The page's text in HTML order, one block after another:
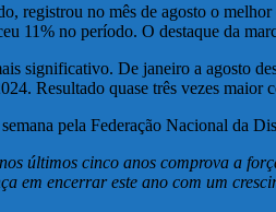
registrou no mês de agosto o
11% no período. O destaque da
significativo. De janeiro a agosto
Resultado quase três vezes
pela Federação Nacional da
últimos cinco anos comprova a
em encerrar este ano com um